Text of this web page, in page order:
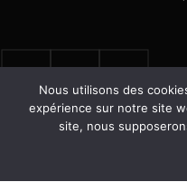
© 2025 Tasneem Couture &
développé avec ❤️ parDot Vertex
Nous utilisons des
expérience sur notre site
site, nous